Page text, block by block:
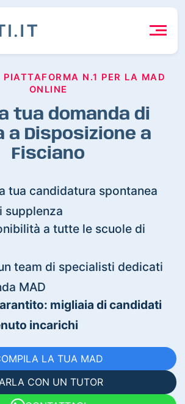
N.1 PER LA MAD
ONLINE
tua domanda di
a Disposizione a
Fisciano
tua candidatura spontanea
supplenza
a tutte le scuole di
team di specialisti dedicati
MAD
migliaia di candidati
incarichi
LA TUA MAD
CON UN TUTOR